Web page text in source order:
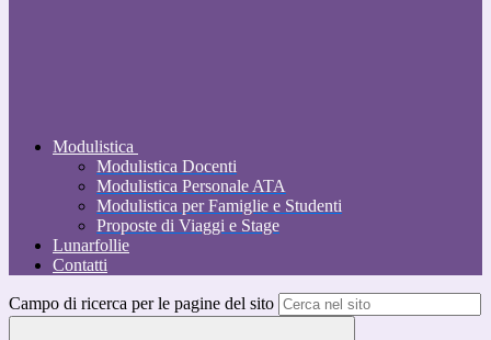
Modulistica
Modulistica Docenti
Modulistica Personale ATA
Modulistica per Famiglie e Studenti
Proposte di Viaggi e Stage
Lunarfollie
Contatti
Campo di ricerca per le pagine del sito